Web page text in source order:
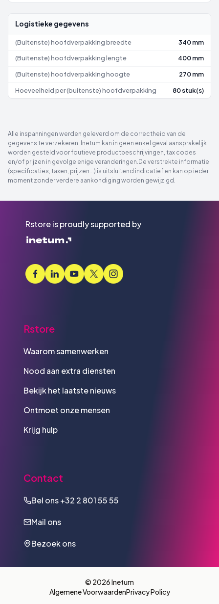
Logistieke gegevens
(Buitenste) hoofdverpakking breedte 340 mm
(Buitenste) hoofdverpakking lengte 400 mm
(Buitenste) hoofdverpakking hoogte 270 mm
Hoeveelheid per (buitenste) hoofdverpakking 80 stuk(s)
Alle inspanningen werden geleverd om de correctheid van de
gegevens te verzekeren. Inetum kan in geen enkel geval aansprakelijk
worden gesteld voor foutieve productbeschrijvingen, tax codes
en/of prijzen in gevolge enige veranderingen.De verstrekte informatie
(specificaties, taxen, prijzen...) is uitsluitend indicatief en kan op ieder
moment zonder verdere aankondiging worden gewijzigd.
Rstore is proudly supported by
Rstore
Waarom samenwerken
Nood aan extra diensten
Bekijk het laatste nieuws
Ontmoet onze mensen
Krijg hulp
Contact
Bel ons+32 2 801 55 55
Mail ons
Bezoek ons
© 2026 Inetum
Algemene VoorwaardenPrivacy Policy